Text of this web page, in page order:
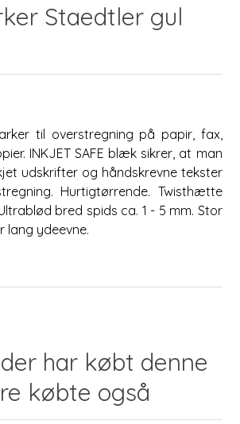
Staedtler gul
til overstregning på papir, fax,
INKJET SAFE blæk sikrer, at man
udskrifter og håndskrevne tekster
Hurtigtørrende. Twisthætte
bred spids ca. 1 - 5 mm. Stor
lang ydeevne.
har købt denne
købte også